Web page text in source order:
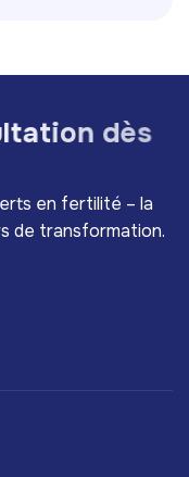
ltation dès
en fertilité – la
de transformation.